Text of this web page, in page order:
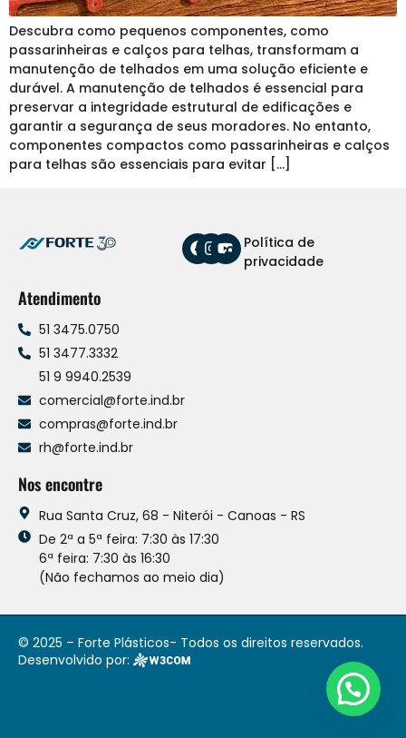
Descubra como pequenos componentes, como
passarinheiras e calços para telhas, transformam a
manutenção de telhados em uma solução eficiente e
durável. A manutenção de telhados é essencial para
preservar a integridade estrutural de edificações e
garantir a segurança de seus moradores. No entanto,
componentes compactos como passarinheiras e calços
para telhas são essenciais para evitar […]
Política de
privacidade
Atendimento
51 3475.0750
51 3477.3332
51 9 9940.2539
comercial@forte.ind.br
compras@forte.ind.br
rh@forte.ind.br
Nos encontre
Rua Santa Cruz, 68 - Niterói - Canoas - RS
De 2ª a 5ª feira: 7:30 às 17:30
6ª feira: 7:30 às 16:30
(Não fechamos ao meio dia)
© 2025 – Forte Plásticos- Todos os direitos reservados.
Desenvolvido por: